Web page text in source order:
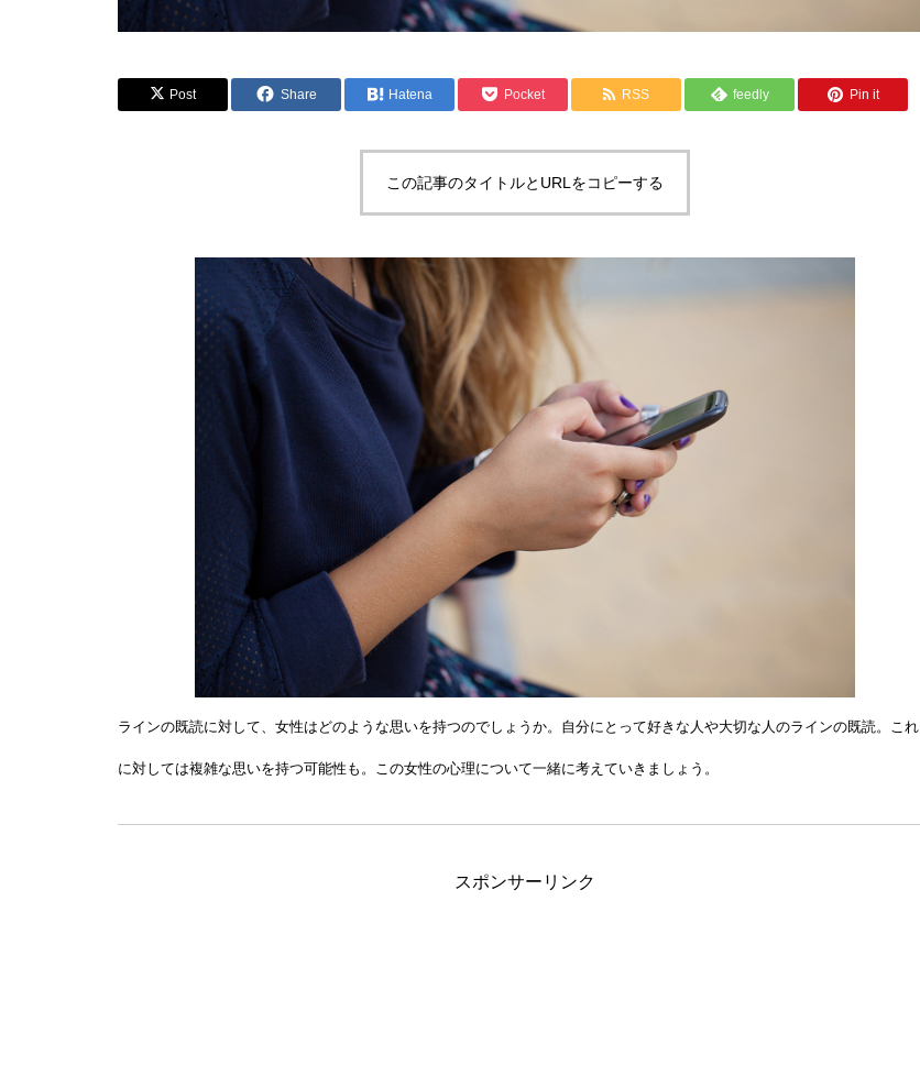
Post Share Hatena Pocket RSS feedly Pin it
この記事のタイトルとURLをコピーする
ラインの既読に対して、女性はどのような思いを持つのでしょうか。自分にとって好きな人や大切な人のラインの既読。これ
に対しては複雑な思いを持つ可能性も。この女性の心理について一緒に考えていきましょう。
スポンサーリンク